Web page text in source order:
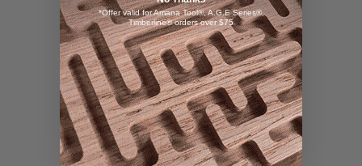
*Offer valid for Amana Tool®, A.G.E Series®,
Timberline® orders over $75